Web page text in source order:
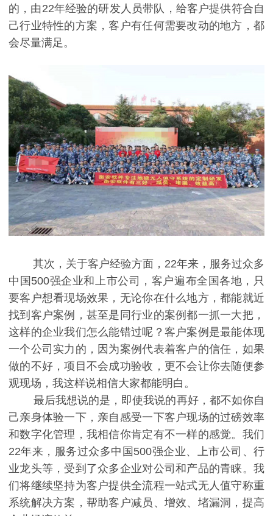
的，由22年经验的研发人员带队，给客户提供符合自
己行业特性的方案，客户有任何需要改动的地方，都
会尽量满足。
其次，关于客户经验方面，22年来，服务过众多
中国500强企业和上市公司，客户遍布全国各地，只
要客户想看现场效果，无论你在什么地方，都能就近
找到客户案例，甚至是同行业的案例都一抓一大把，
这样的企业我们怎么能错过呢？客户案例是最能体现
一个公司实力的，因为案例代表着客户的信任，如果
做的不好，项目不会成功验收，更不会让你去随便参
观现场，我这样说相信大家都能明白。
最后我想说的是，即使我说的再好，都不如你自
己亲身体验一下，亲自感受一下客户现场的过磅效率
和数字化管理，我相信你肯定有不一样的感觉。我们
22年来，服务过众多中国500强企业、上市公司、行
业龙头等，受到了众多企业对公司和产品的青睐。我
们将继续坚持为客户提供全流程一站式无人值守称重
系统解决方案，帮助客户减员、增效、堵漏洞，提高